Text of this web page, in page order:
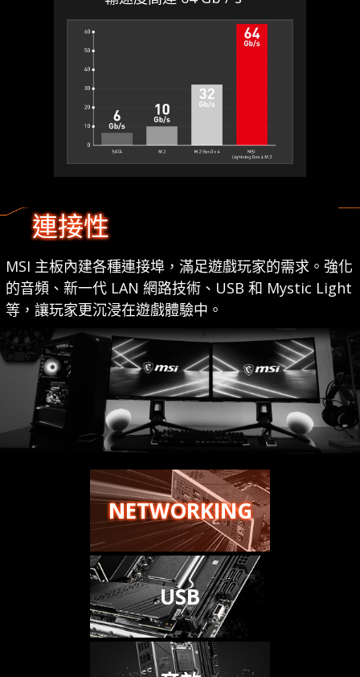
連接性
MSI 主板內建各種連接埠，滿足遊戲玩家的需求。強化
的音頻、新一代 LAN 網路技術、USB 和 Mystic Light
等，讓玩家更沉浸在遊戲體驗中。
NETWORKING
USB